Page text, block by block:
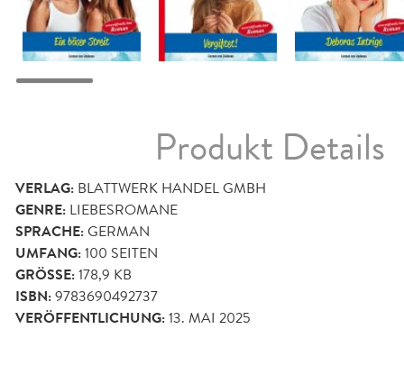
Produkt Details
VERLAG: BLATTWERK HANDEL GMBH
GENRE: LIEBESROMANE
SPRACHE:GERMAN
UMFANG:100 SEITEN
GRÖSSE: 178,9 KB
ISBN:9783690492737
VERÖFFENTLICHUNG:13. MAI 2025